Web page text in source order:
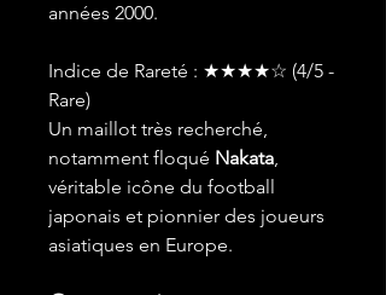
années 2000.
Indice de Rareté : ★★★★☆ (4/5 -
Rare)
Un maillot très recherché,
notamment floqué Nakata,
véritable icône du football
japonais et pionnier des joueurs
asiatiques en Europe.